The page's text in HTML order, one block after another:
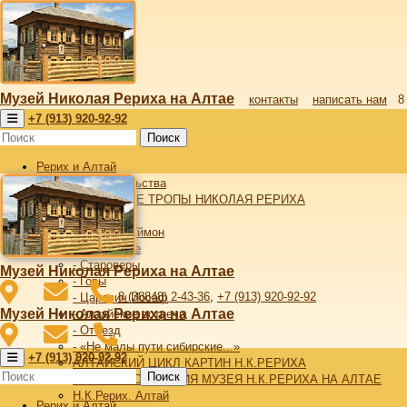
Музей Николая Рериха на Алтае контакты написать нам
8
+7 (913) 920-92-92
Поиск
Рерих и Алтай
От издательства
АЛТАЙСКИЕ ТРОПЫ НИКОЛАЯ РЕРИХА
- Алтай
- Верхний Уймон
- Беловодье
- Староверы
- Горы
- Царевич Иосаф
- Алтайские встречи
- Отъезд
- «Не малы пути сибирские...»
АЛТАЙСКИЙ ЦИКЛ КАРТИН Н.К.РЕРИХА
ИСТОРИЯ СОЗДАНИЯ МУЗЕЯ Н.К.РЕРИХА НА АЛТАЕ
Н.К.Рерих. Алтай
Музей Николая Рериха на Алтае
8 (38848) 2-43-36, +7 (913) 920-92-92
Музей Николая Рериха на Алтае
+7 (913) 920-92-92
Поиск